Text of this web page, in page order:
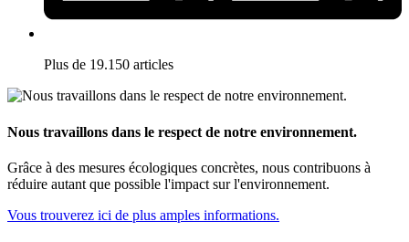
Plus de 19.150 articles
Nous travaillons dans le respect de notre environnement.
Grâce à des mesures écologiques concrètes, nous contribuons à
réduire autant que possible l'impact sur l'environnement.
Vous trouverez ici de plus amples informations.